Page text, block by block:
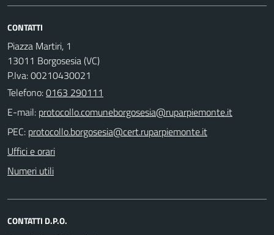
CONTATTI
Piazza Martiri, 1
13011 Borgosesia (VC)
P.Iva: 00210430021
Telefono:0163 290111
E-mail:
PEC:
Uffici e orari
Numeri utili
CONTATTI D.P.O.